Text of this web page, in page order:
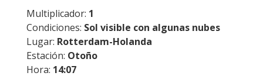
Multiplicador: 1
Condiciones: Sol visible con algunas nubes
Lugar: Rotterdam-Holanda
Estación: Otoño
Hora: 14:07